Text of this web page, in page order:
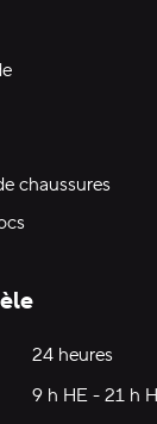
chaussures
24 heures24
9 h HE - 21 h